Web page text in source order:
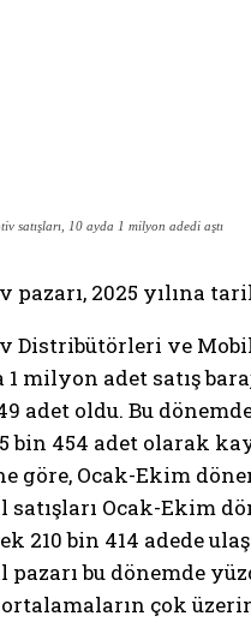
satışları, 10 ayda 1 milyon adedi aştı
pazarı, 2025 yılına
Distribütörleri ve
1 milyon adet satış
adet oldu. Bu
bin 454 adet olarak
göre, Ocak-Ekim
satışları Ocak-Ekim
210 bin 414 adede
pazarı bu dönemde
çok